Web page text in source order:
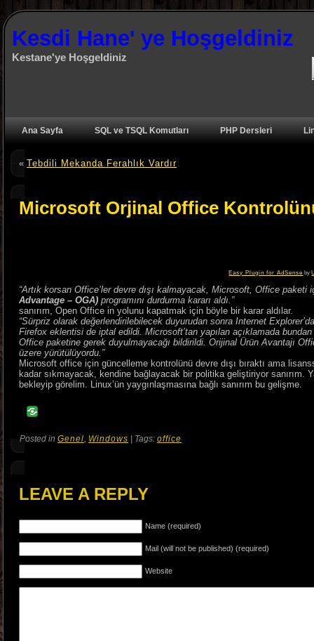
Kesdi Hane' ye Hoşgeldiniz
Kestane'ye Hoşgeldiniz
Ana Sayfa SQL ve TSQL Komutları PHP Dersleri
« Tebdili Mekanda Ferahlık Vardır
Microsoft Orjinal Office
Easy Plugin for AdSense by
“Artık korsan Office’ler devre dışı kalmayacak, Microsoft, Office paketi
Advantage – OGA) programını durdurma kararı aldı.”
sanırım, Open Office in yolunu kapatmak için böyle bir karar aldılar.
“Sürpriz olarak değerlendirilebilecek duyurudan sonra Internet
Firefox eklentisi de iptal edildi. Microsoft’tan yapılan açıklamada
Office paketine gerek duyulmayacağı bildirildi. Orijinal Ürün Avantajı
üzere yürütülüyordu.”
Microsoft office için güncelleme kontrolünü devre dışı bıraktı ama
kadar sıkmayacak, kendine bağlayacak bir politika geliştiriyor
bekleyip görelim. Linux’ün yaygınlaşmasına bağlı sanırım bu gelişme.
Posted in Genel, Windows | Tags: office
LEAVE A REPLY
Name (required)
Mail (will not be published) (required)
Website